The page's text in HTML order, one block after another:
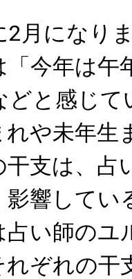
2月になり
今年は午
どと感じ
れや未年生
支は、占
響してい
占い師のユ
ぞれの干